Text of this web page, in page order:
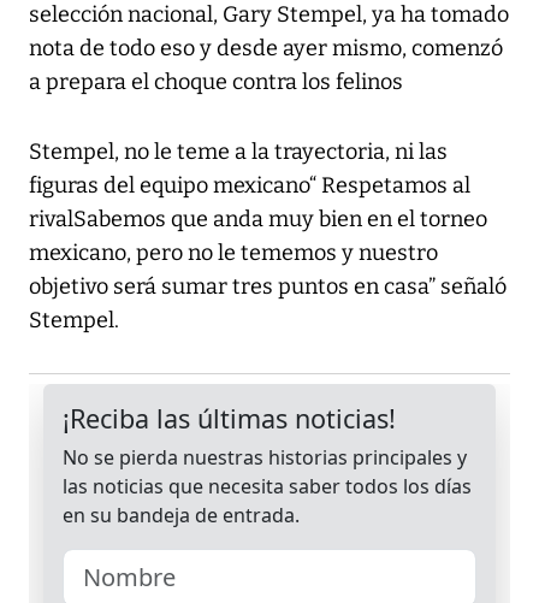
selección nacional, Gary Stempel, ya ha tomado
nota de todo eso y desde ayer mismo, comenzó
a prepara el choque contra los felinos
Stempel, no le teme a la trayectoria, ni las
figuras del equipo mexicano“ Respetamos al
rivalSabemos que anda muy bien en el torneo
mexicano, pero no le tememos y nuestro
objetivo será sumar tres puntos en casa” señaló
Stempel.